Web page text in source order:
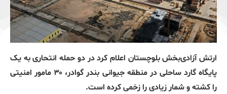
ارتش آزادی‌بخش بلوچستان اعلام کرد در دو حمله انتحاری به یک
پایگاه گارد ساحلی در منطقه جیوانی بندر گوادر، ۳۰ مامور امنیتی
را کشته و شمار زیادی را زخمی کرده است.